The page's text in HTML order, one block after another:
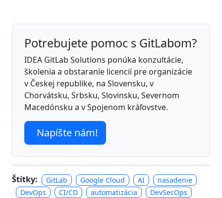
Potrebujete pomoc s GitLabom?
IDEA GitLab Solutions ponúka konzultácie,
školenia a obstaranie licencií pre organizácie
v Českej republike, na Slovensku, v
Chorvátsku, Srbsku, Slovinsku, Severnom
Macedónsku a v Spojenom kráľovstve.
Napíšte nám!
Štítky: GitLab Google Cloud AI
nasadenie
DevOps
CI/CD automatizácia DevSecOps